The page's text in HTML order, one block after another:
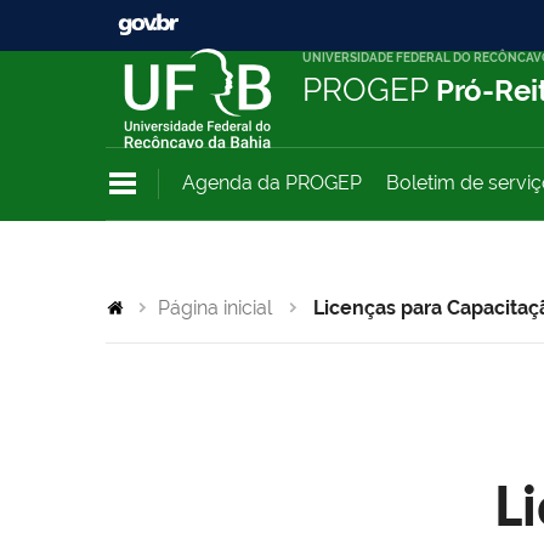
UNIVERSIDADE FEDERAL DO
PROGEP Pró-
Agenda da PROGEP Boletim de
Página inicial Licenças para